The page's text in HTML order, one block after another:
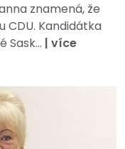
znamená, že
CDU. Kandidátka
Sask... | více